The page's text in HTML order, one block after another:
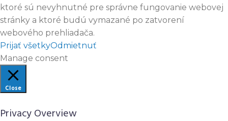
ktoré sú nevyhnutné pre správne fungovanie webovej
stránky a ktoré budú vymazané po zatvorení
webového prehliadača.
Prijať všetkyOdmietnuť
Manage consent
Close
Privacy Overview